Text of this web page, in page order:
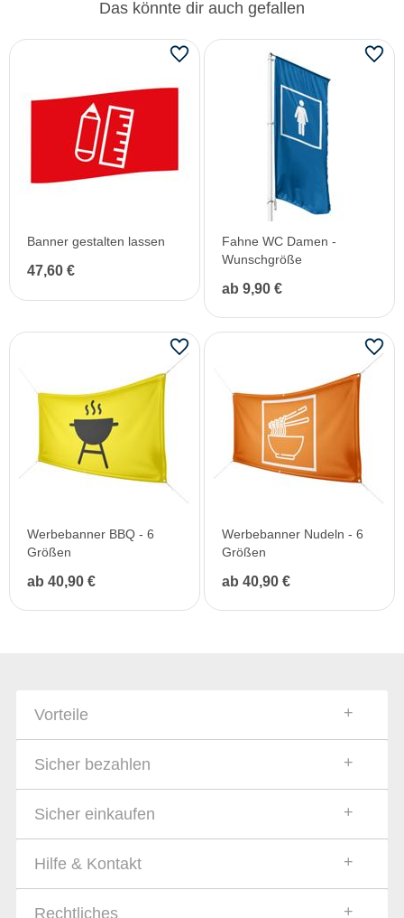
Das könnte dir auch gefallen
Banner gestalten lassen
47,60 €
Fahne WC Damen -
Wunschgröße
ab 9,90 €
Werbebanner BBQ - 6
Größen
ab 40,90 €
Werbebanner Nudeln - 6
Größen
ab 40,90 €
Vorteile
Sicher bezahlen
Sicher einkaufen
Hilfe & Kontakt
Rechtliches